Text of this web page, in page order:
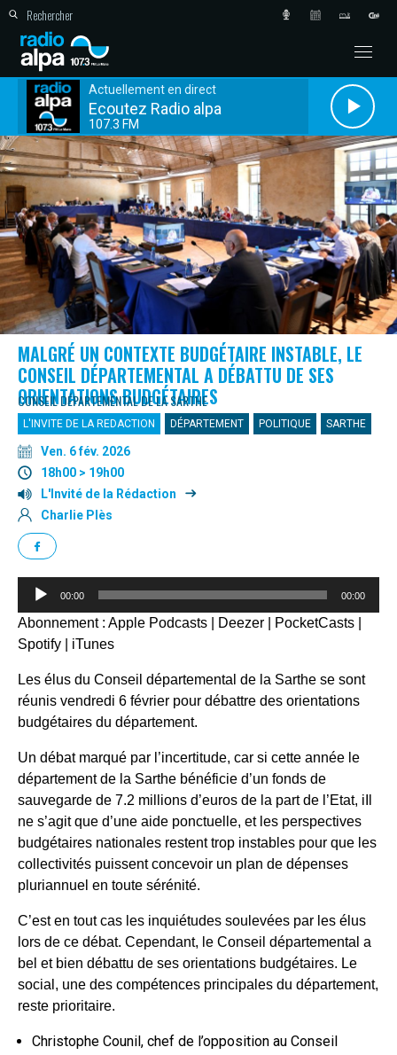
Actuellement en direct
Ecoutez Radio alpa
107.3 FM
MALGRÉ UN CONTEXTE BUDGÉTAIRE INSTABLE, LE
CONSEIL DÉPARTEMENTAL A DÉBATTU DE SES
ORIENTATIONS BUDGÉTAIRES
CONSEIL DÉPARTEMENTAL DE LA SARTHE
L'INVITE DE LA REDACTION DÉPARTEMENT POLITIQUE SARTHE
Ven. 6 fév. 2026
18h00 > 19h00
L'Invité de la Rédaction
Charlie Plès
Lecteur
00:00 00:00
Abonnement : Apple Podcasts Deezer PocketCasts
Spotify
iTunes
Les élus du Conseil départemental de la Sarthe se sont
réunis vendredi 6 février pour débattre des orientations
budgétaires du département.
Un débat marqué par l’incertitude, car si cette année le
département de la Sarthe bénéficie d’un fonds de
sauvegarde de 7.2 millions d’euros de la part de l’Etat, iIl
ne s’agit que d’une aide ponctuelle, et les perspectives
budgétaires nationales restent trop instables pour que les
collectivités puissent concevoir un plan de dépenses
pluriannuel en toute sérénité.
C’est en tout cas les inquiétudes soulevées par les élus
lors de ce débat. Cependant, le Conseil départemental a
bel et bien débattu de ses orientations budgétaires. Le
social, une des compétences principales du département,
reste prioritaire.
Christophe Counil, chef de l’opposition au Conseil